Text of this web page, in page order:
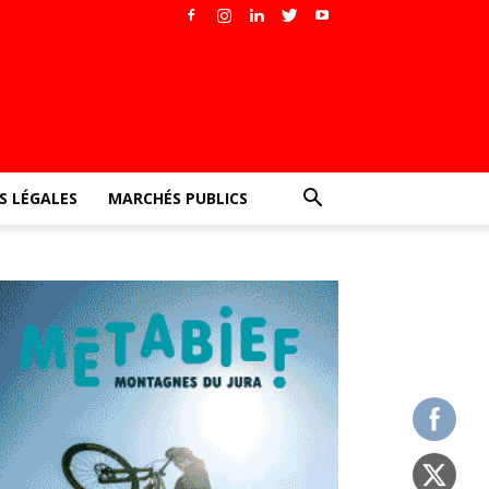
LÉGALES MARCHÉS PUBLICS